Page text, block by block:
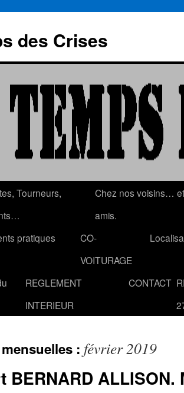
des Crises
Tourneurs,
Chez nos voisins… et
amis.
pratiques
CO-
VOITURAGE
REGLEMENT
INTERIEUR
CONTACT
: février 2019
BERNARD ALLISON.